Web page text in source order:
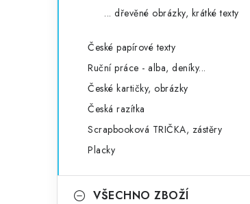
... dřevěné obrázky, krátké texty
České papírové texty
Ruční práce - alba, deníky...
České kartičky, obrázky
Česká razítka
Scrapbooková TRIČKA, zástěry
Placky
VŠECHNO ZBOŽÍ